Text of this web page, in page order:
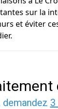
sur la
et éviter
demandez